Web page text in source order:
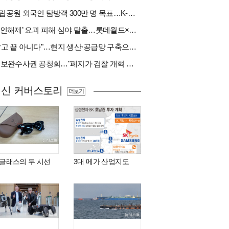
국립공원 외국인 탐방객 300만 명 목표…K-트레킹 키운다
‘봉인해제’ 요괴 피해 심야 탈출…롯데월드×당근
"팔고 끝 아니다"…현지 생산·공급망 구축으로 글로벌 진입장벽 돌파[다시 나는 K방산②]
與 보완수사권 공청회…"폐지가 검찰 개혁 아냐" vs "보완수사권은 전면 재수사권"(종합)
커버스토리
래스의 두 시선 3대 메가 산업지도
더보기